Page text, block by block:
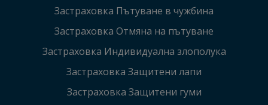
Застраховка Пътуване в чужбина
Застраховка Отмяна на пътуване
Застраховка Индивидуална злополука
Застраховка Защитени лапи
Застраховка Защитени гуми